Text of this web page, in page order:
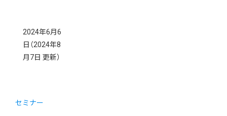
2024年6月6
日 （2024年8
月7日 更新）
セミナー